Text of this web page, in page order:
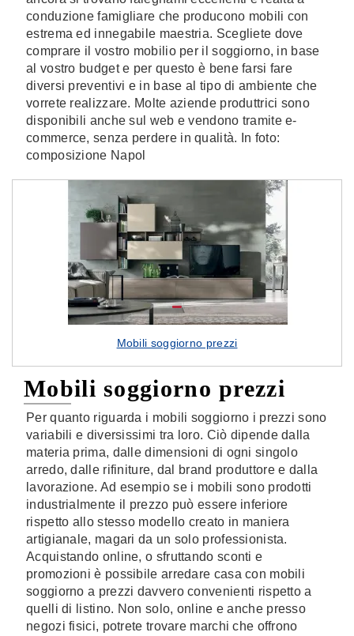
conduzione famigliare che producono mobili con
estrema ed innegabile maestria. Scegliete dove
comprare il vostro mobilio per il soggiorno, in base
al vostro budget e per questo è bene farsi fare
diversi preventivi e in base al tipo di ambiente che
vorrete realizzare. Molte aziende produttrici sono
disponibili anche sul web e vendono tramite e-
commerce, senza perdere in qualità. In foto:
composizione Napol
Mobili soggiorno prezzi
Mobili soggiorno prezzi
Per quanto riguarda i mobili soggiorno i prezzi sono
variabili e diversissimi tra loro. Ciò dipende dalla
materia prima, dalle dimensioni di ogni singolo
arredo, dalle rifiniture, dal brand produttore e dalla
lavorazione. Ad esempio se i mobili sono prodotti
industrialmente il prezzo può essere inferiore
rispetto allo stesso modello creato in maniera
artigianale, magari da un solo professionista.
Acquistando online, o sfruttando sconti e
promozioni è possibile arredare casa con mobili
soggiorno a prezzi davvero convenienti rispetto a
quelli di listino. Non solo, online e anche presso
negozi fisici, potrete trovare marchi che offrono